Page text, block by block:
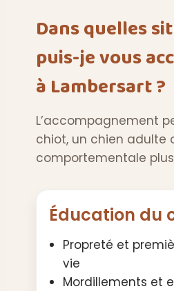
Dans quelles
puis-je vous
à Lambersart ?
L’accompagnement
chiot, un chien adulte
comportementale
Éducation du
Propreté et
vie
Mordillements et